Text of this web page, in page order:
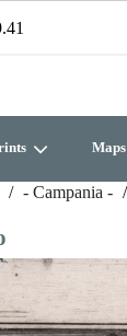
Maps
- Campania -